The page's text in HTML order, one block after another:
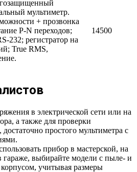
мультиметр.
+ прозвонка
P-N переходов;
232; регистратор на
True RMS,
14500
в электрической сети или на
а также для проверки
простого мультиметра с
прибор в мастерской, на
гараже, выбирайте модели с пыле- и
учитывая размеры